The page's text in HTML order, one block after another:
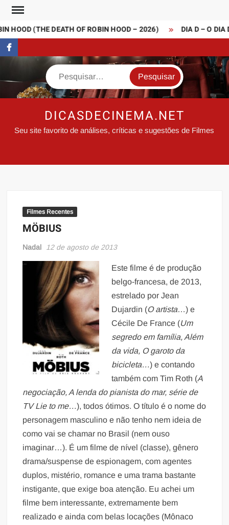
Skip
content
HOOD (THE DEATH OF ROBIN HOOD – 2026) DIA D – O DIA
FaceBook
Search
DICASDECINEMA.NET
Seu site favorito de análises, críticas e sugestões de Filmes
Filmes Recentes
MÖBIUS
Nadal 12 de agosto de 2013
Este filme é de produção
belgo-francesa, de 2013,
estrelado por Jean
Dujardin (O artista…) e
Cécile De France (Um
segredo em família, Além
da vida, O garoto da
bicicleta…) e contando
também com Tim Roth (A
negociação, A lenda do pianista do mar, série de
TV Lie to me…), todos ótimos. O título é o nome do
personagem masculino e não tenho nem ideia de
como vai se chamar no Brasil (nem ouso
imaginar…). É um filme de nível (classe), gênero
drama/suspense de espionagem, com agentes
duplos, mistério, romance e uma trama bastante
instigante, que exige boa atenção. Eu achei um
filme bem interessante, extremamente bem
realizado e ainda com belas locações (Mônaco